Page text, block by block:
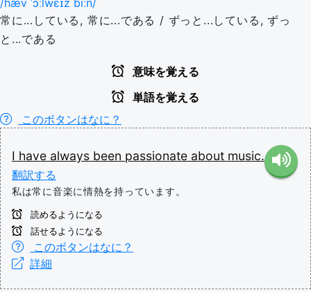
/hæv ˈɔːlwɛɪz biːn/
常に...している, 常に...である / ずっと...している, ずっ
と...である
意味を覚える
単語を覚える
このボタンはなに？
I have always been passionate about music.
翻訳する
私は常に音楽に情熱を持っています。
読めるようになる
話せるようになる
このボタンはなに？
詳細